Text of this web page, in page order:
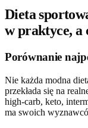
Dieta
w praktyce, a
Porównanie
Nie każda modna
przekłada się na
high-carb, keto,
ma swoich